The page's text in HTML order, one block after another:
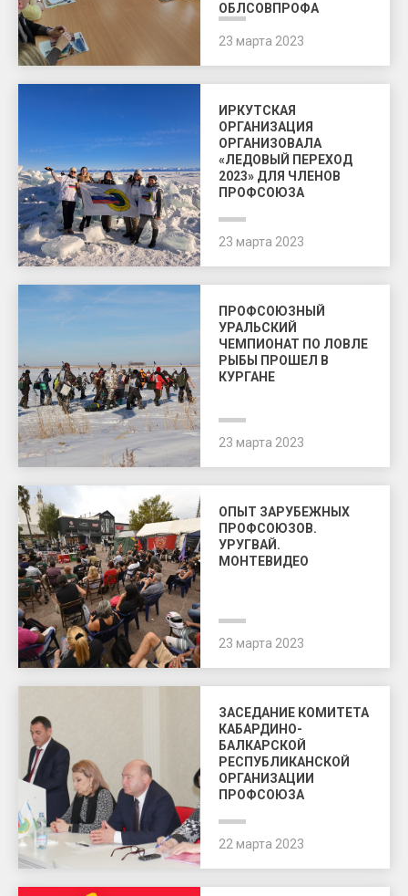
ОБЛСОВПРОФА
23 марта 2023
ИРКУТСКАЯ
ОРГАНИЗАЦИЯ
ОРГАНИЗОВАЛА
«ЛЕДОВЫЙ ПЕРЕХОД
2023» ДЛЯ ЧЛЕНОВ
ПРОФСОЮЗА
23 марта 2023
ПРОФСОЮЗНЫЙ
УРАЛЬСКИЙ
ЧЕМПИОНАТ ПО ЛОВЛЕ
РЫБЫ ПРОШЕЛ В
КУРГАНЕ
23 марта 2023
ОПЫТ ЗАРУБЕЖНЫХ
ПРОФСОЮЗОВ.
УРУГВАЙ.
МОНТЕВИДЕО
23 марта 2023
ЗАСЕДАНИЕ КОМИТЕТА
КАБАРДИНО-
БАЛКАРСКОЙ
РЕСПУБЛИКАНСКОЙ
ОРГАНИЗАЦИИ
ПРОФСОЮЗА
22 марта 2023